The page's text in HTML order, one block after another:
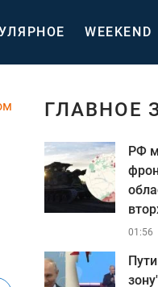
WEEKEND
ГЛАВНОЕ
РФ
01:56